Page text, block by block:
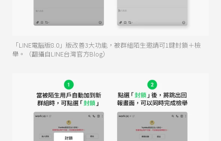
「LINE電腦版8.0」版改善3大功能，被群組陌生邀請可1鍵封鎖＋檢
舉。（翻攝自LINE台灣官方Blog）